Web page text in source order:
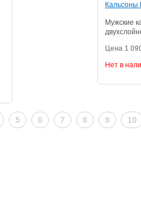
Кальсоны
Мужские
Цена 1
Нет в
5 6 7 8 9 10